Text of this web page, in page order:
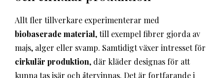
Allt fler tillverkare experimenterar med
biobaserade material, till exempel fibrer gjorda av
majs, alger eller svamp. Samtidigt växer intresset för
cirkulär produktion, där kläder designas för att
kunna tas isär och återvinnas. Det är fortfarande i